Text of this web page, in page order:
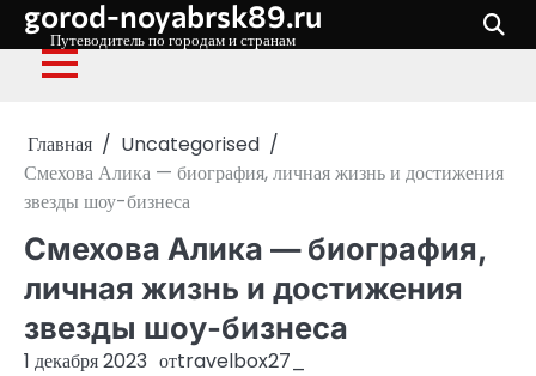
Перейти
содержимому
gorod-noyabrsk89.ru
Путеводитель по городам и странам
Главная
Uncategorised
Смехова Алика — биография, личная жизнь и достижения
звезды шоу-бизнеса
Смехова Алика — биография,
личная жизнь и достижения
звезды шоу-бизнеса
1 декабря 2023 отtravelbox27_